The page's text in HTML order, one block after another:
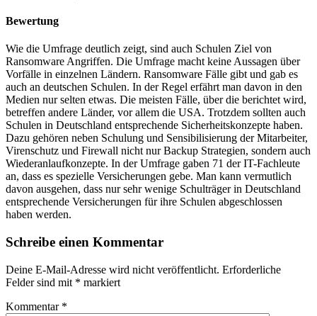
Bewertung
Wie die Umfrage deutlich zeigt, sind auch Schulen Ziel von
Ransomware Angriffen. Die Umfrage macht keine Aussagen über
Vorfälle in einzelnen Ländern. Ransomware Fälle gibt und gab es
auch an deutschen Schulen. In der Regel erfährt man davon in den
Medien nur selten etwas. Die meisten Fälle, über die berichtet wird,
betreffen andere Länder, vor allem die USA. Trotzdem sollten auch
Schulen in Deutschland entsprechende Sicherheitskonzepte haben.
Dazu gehören neben Schulung und Sensibilisierung der Mitarbeiter,
Virenschutz und Firewall nicht nur Backup Strategien, sondern auch
Wiederanlaufkonzepte. In der Umfrage gaben 71 der IT-Fachleute
an, dass es spezielle Versicherungen gebe. Man kann vermutlich
davon ausgehen, dass nur sehr wenige Schulträger in Deutschland
entsprechende Versicherungen für ihre Schulen abgeschlossen
haben werden.
Schreibe einen Kommentar
Deine E-Mail-Adresse wird nicht veröffentlicht. Erforderliche
Felder sind mit * markiert
Kommentar *